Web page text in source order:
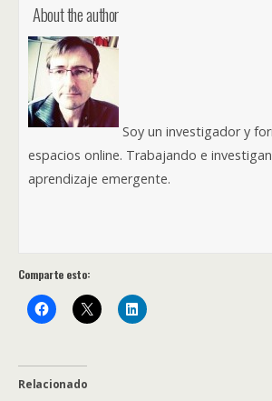
About the author
Soy un investigador y
espacios online. Trabajando e
aprendizaje emergente.
Comparte esto:
Relacionado